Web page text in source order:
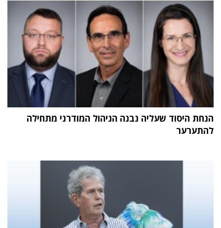
הנחת היסוד שעליה נבנה הניהול המודרני מתחילה
להתערער